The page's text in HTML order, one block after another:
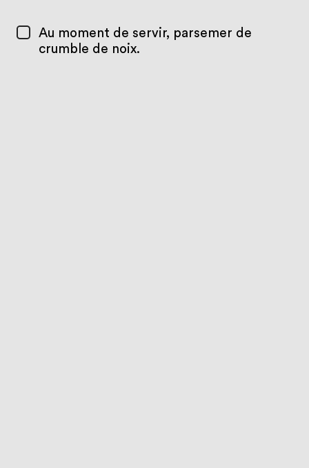
Au moment de servir, parsemer de
crumble de noix.